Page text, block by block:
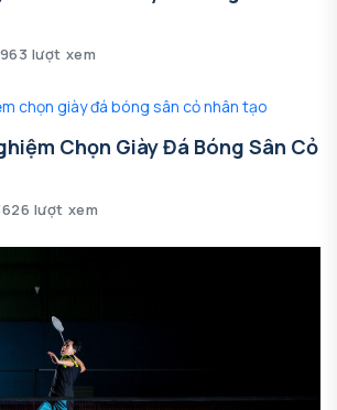
lượt xem
Chọn Giày Đá Bóng Sân Cỏ
lượt xem